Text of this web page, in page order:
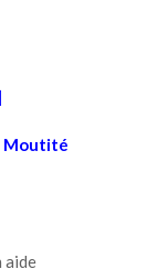
Moutité
aide